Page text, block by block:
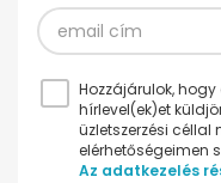
Hozzájárulok,
hírlevel(ek)et
üzletszerzési
elérhetőségeimen
Az adatkezelés